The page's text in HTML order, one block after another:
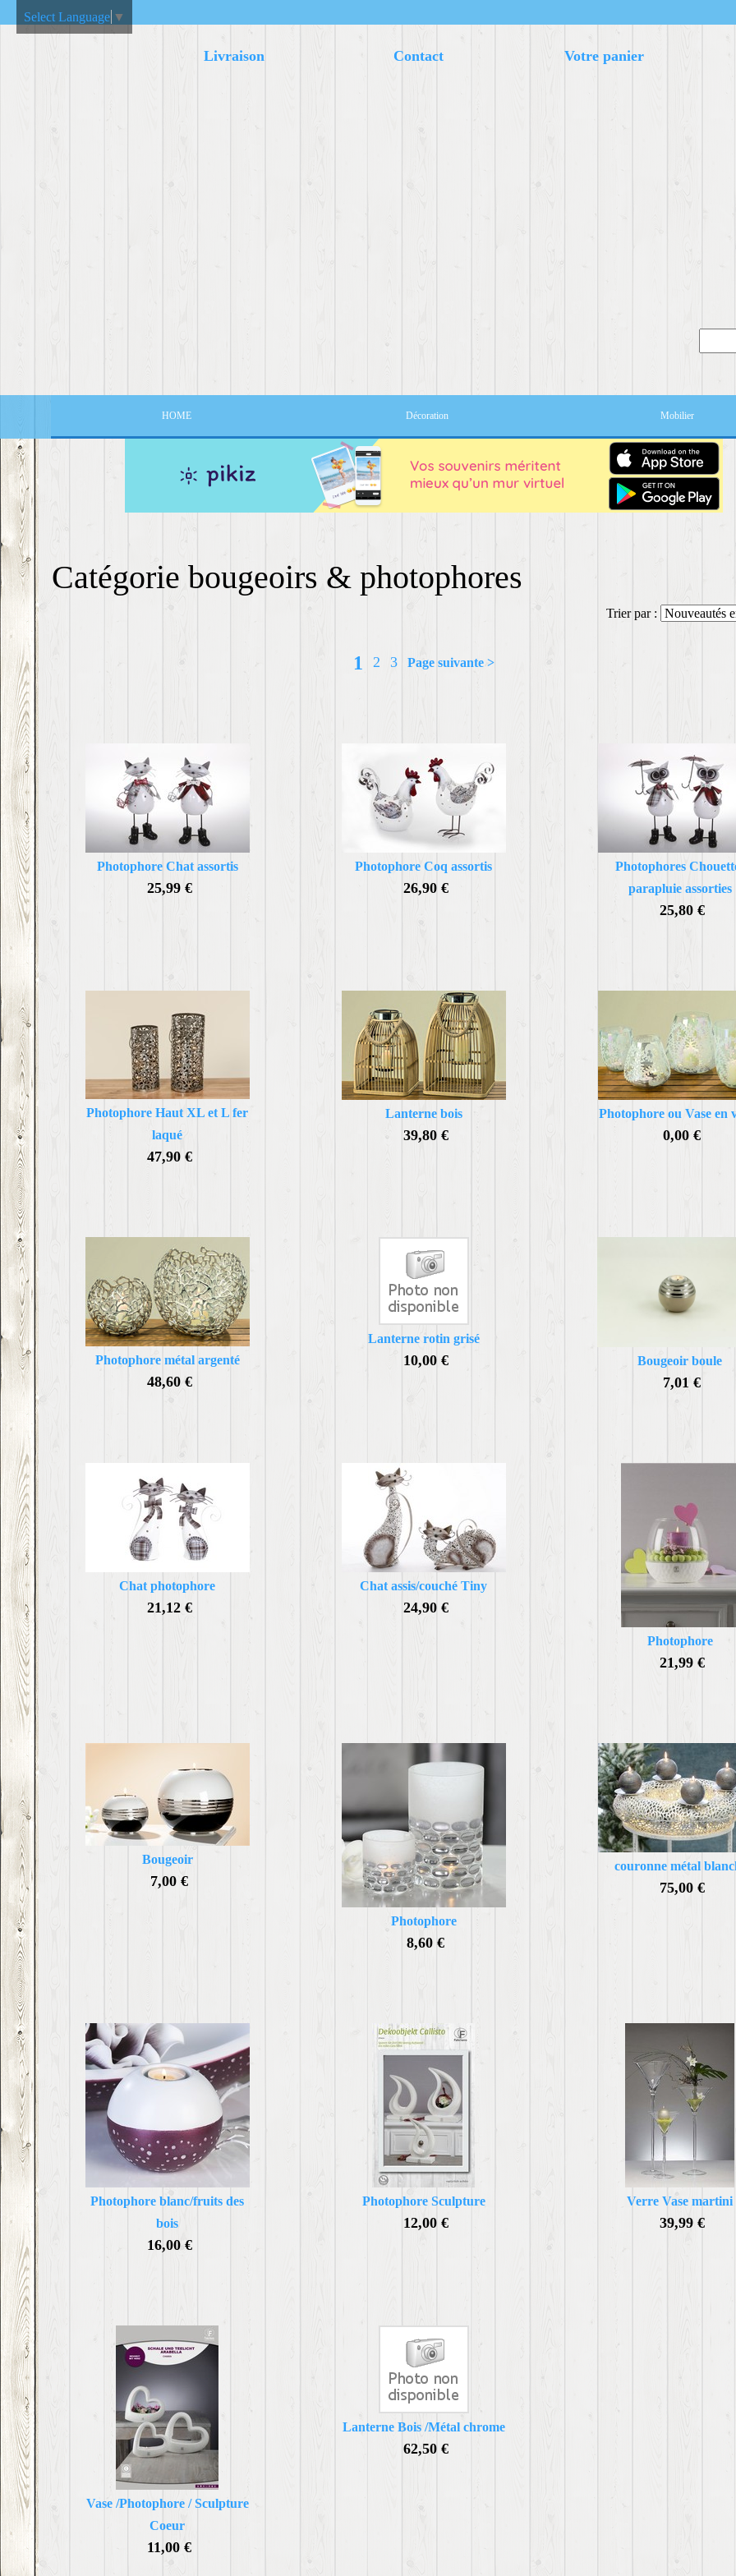
Select Language ▼
Livraison Contact Votre panier
HOME Décoration Mobilier
Catégorie bougeoirs & photophores
Trier par :
1 2 3 Page suivante >
Photophore Chat assortis
25,99 €
Photophore Coq assortis
26,90 €
Photophores
parapluie assorties
25,80 €
Photophore Haut XL et L fer
laqué
47,90 €
Lanterne bois
39,80 €
Photophore ou Vase en
0,00 €
Photophore métal argenté
48,60 €
Lanterne rotin grisé
10,00 € Bougeoir boule
7,01 €
Chat photophore
21,12 €
Chat assis/couché Tiny
24,90 €
Photophore
21,99 €
Bougeoir
7,00 €
Photophore
8,60 €
couronne métal
75,00 €
Photophore blanc/fruits des
bois
16,00 €
Photophore Sculpture
12,00 €
Verre Vase martini
39,99 €
Vase /Photophore / Sculpture
Coeur
11,00 €
Lanterne Bois /Métal chrome
62,50 €